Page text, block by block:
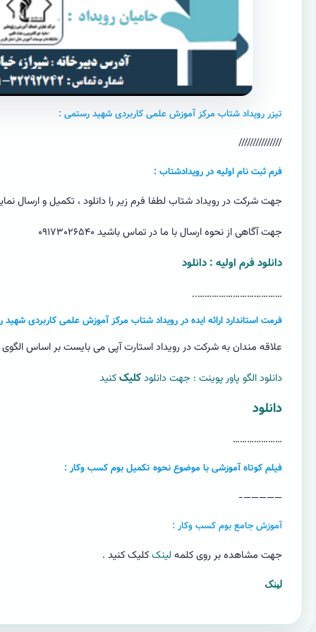
تیزر رویداد شتاب مرکز آموزش علمی کاربردی شهید رستمی :
///////////////
فرم ثبت نام اولیه در رویدادشتاب :
جهت شرکت در رویداد شتاب لطفا فرم زیر را دانلود ، تکمیل و ارسال
جهت آگاهی از نحوه ارسال با ما در تماس باشید ۰۹۱۷۳۰۲۶۵۴۰
دانلود فرم اولیه : دانلود
………………………………..
فرمت استاندارد ارائه ایده در رویداد شتاب مرکز آموزش علمی کاربردی
علاقه مندان به شرکت در رویداد استارت آپی می بایست بر اساس الگوی
دانلود الگو پاور پوینت : جهت دانلودکلیککنید
دانلود
…………………
فیلم کوتاه آموزشی با موضوع نحوه تکمیل بوم کسب وکار :
—————-
آموزش جامع بوم کسب وکار :
جهت مشاهده بر روی کلمه لینککلیک کنید .
لینک